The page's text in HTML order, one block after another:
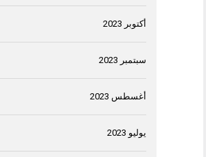
أكتوبر 2023
سبتمبر 2023
أغسطس 2023
يوليو 2023